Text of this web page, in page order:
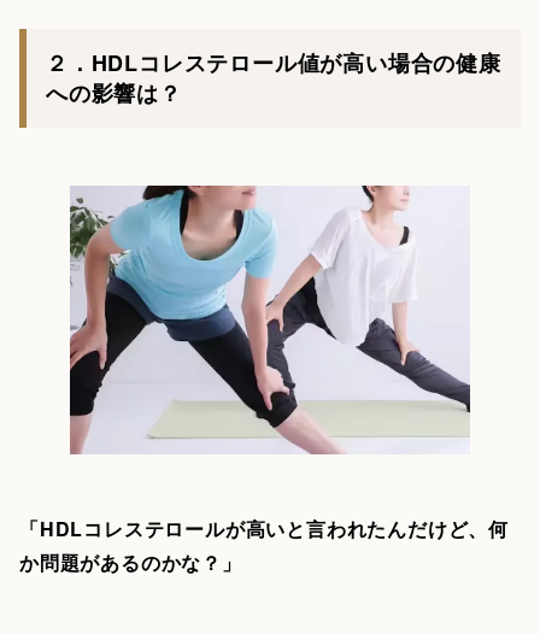
２．HDLコレステロール値が高い場合の健康
への影響は？
「HDLコレステロールが高いと言われたんだけど、何
か問題があるのかな？」